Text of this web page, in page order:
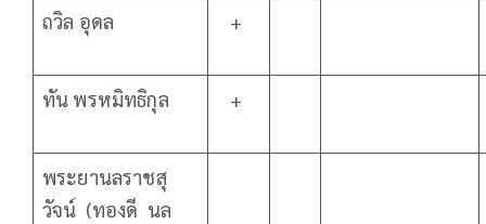
ถวิล อุดล +
ทัน พรหมิทธิกุล +
พระยานลราชสุ
วัจน์ (ทองดี นล